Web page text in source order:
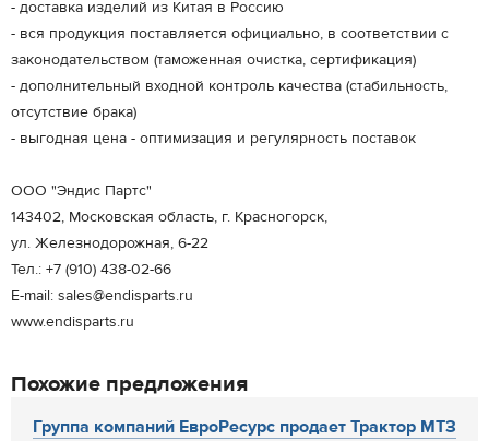
- доставка изделий из Китая в Россию
- вся продукция поставляется официально, в соответствии с
законодательством (таможенная очистка, сертификация)
- дополнительный входной контроль качества (стабильность,
отсутствие брака)
- выгодная цена - оптимизация и регулярность поставок
ООО "Эндис Партс"
143402, Московская область, г. Красногорск,
ул. Железнодорожная, 6-22
Тел.: +7 (910) 438-02-66
E-mail: sales@endisparts.ru
www.endisparts.ru
Похожие предложения
Группа компаний ЕвроРесурс продает Трактор МТЗ